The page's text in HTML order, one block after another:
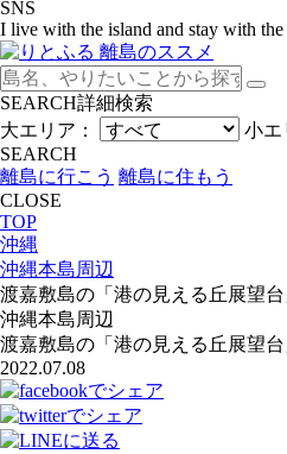
SNS
I live with the island and stay with the
SEARCH詳細検索
大エリア：
小エ
SEARCH
離島に行こう 離島に住もう
CLOSE
TOP
沖縄
沖縄本島周辺
渡嘉敷島の「港の見える丘展望
沖縄本島周辺
渡嘉敷島の「港の見える丘展望
2022.07.08